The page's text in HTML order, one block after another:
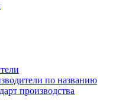
по названию
производства